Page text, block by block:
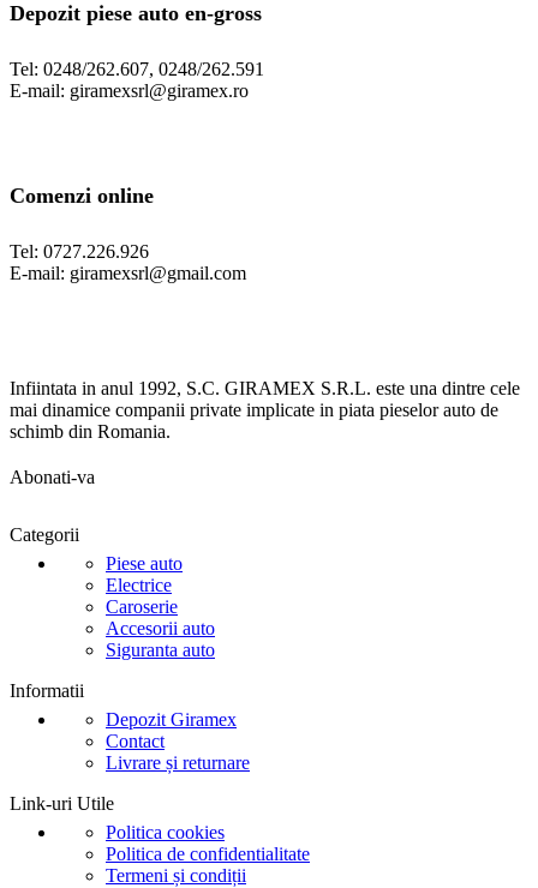
Depozit piese auto en-gross
Tel: 0248/262.607, 0248/262.591
E-mail: giramexsrl@giramex.ro
Comenzi online
Tel: 0727.226.926
E-mail: giramexsrl@gmail.com
Infiintata in anul 1992, S.C. GIRAMEX S.R.L. este una dintre cele
mai dinamice companii private implicate in piata pieselor auto de
schimb din Romania.
Abonati-va
Categorii
Piese auto
Electrice
Caroserie
Accesorii auto
Siguranta auto
Informatii
Depozit Giramex
Contact
Livrare și returnare
Link-uri Utile
Politica cookies
Politica de confidentialitate
Termeni și condiții